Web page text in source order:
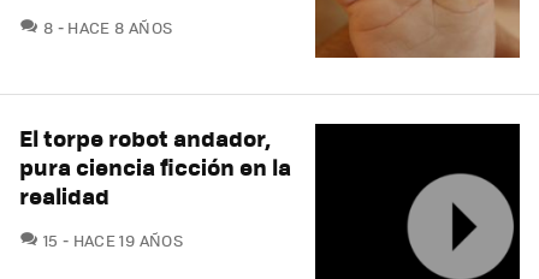
8 COMENTARIOS
HACE 8 AÑOS
El torpe robot andador,
pura ciencia ficción en la
realidad
15 COMENTARIOS
HACE 19 AÑOS